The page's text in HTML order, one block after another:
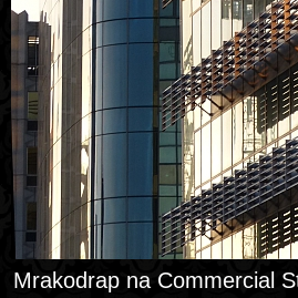
Mrakodrap na Commercial